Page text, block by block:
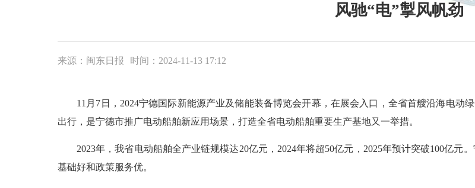
风驰“电”掣风帆劲
来源：闽东日报 时间：2024-11-13 17:12
11月7日，2024宁德国际新能源产业及储能装备博览会开幕，在展会入口，全省首艘沿海电动
出行，是宁德市推广电动船舶新应用场景，打造全省电动船舶重要生产基地又一举措。
2023年，我省电动船舶全产业链规模达20亿元，2024年将超50亿元，2025年预计突破100亿元。
基础好和政策服务优。